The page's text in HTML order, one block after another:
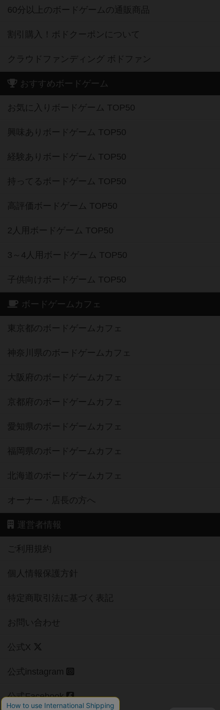
60分以上のボードゲームの通販商品
割引購入！ボドクーポンについて
クラウドファンディング ボドファン
おすすめボードゲーム
お気に入りボードゲーム TOP50
興味ありボードゲーム TOP50
経験ありボードゲーム TOP50
持ってるボードゲーム TOP50
高評価ボードゲーム TOP50
2人用ボードゲーム TOP50
3～4人用ボードゲーム TOP50
子供向けボードゲーム TOP50
ボードゲームカフェ
東京都のボードゲームカフェ
神奈川県のボードゲームカフェ
大阪府のボードゲームカフェ
京都府のボードゲームカフェ
愛知県のボードゲームカフェ
福岡県のボードゲームカフェ
北海道のボードゲームカフェ
オーナー・店長の方へ
運営者情報
ご利用規約
個人情報保護方針
特定商取引法に基づく表記
お問い合わせ
公式X
公式instagram
公式Facebook